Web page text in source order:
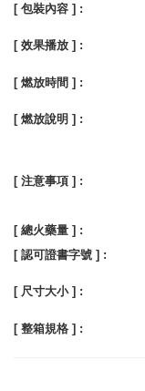
[ 包裝內容 ] :
[ 效果播放 ] :
[ 燃放時間 ] :
[ 燃放說明 ] :
[ 注意事項 ] :
[ 總火藥量 ] :
[ 認可證書字號 ] :
[ 尺寸大小 ] :
[ 整箱規格 ] :